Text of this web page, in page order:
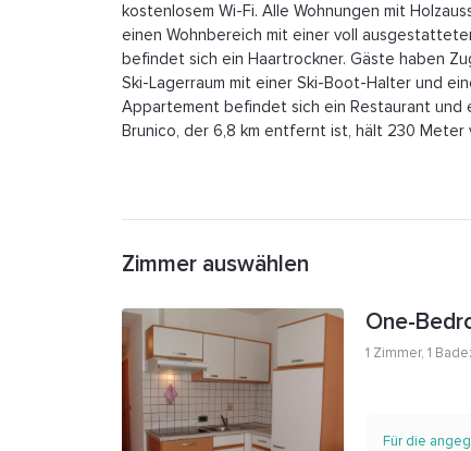
kostenlosem Wi-Fi. Alle Wohnungen mit
einen Wohnbereich mit einer voll
befindet sich ein Haartrockner. Gäste haben
Ski-Lagerraum mit einer Ski-Boot-Halter und
Appartement befindet sich ein Restaurant und
Brunico, der 6,8 km entfernt ist, hält 230
Zimmer auswählen
One-
1 Zimmer, 1
Für die